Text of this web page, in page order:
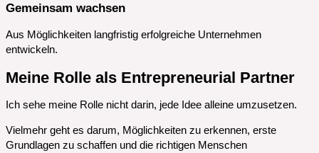
Gemeinsam wachsen
Aus Möglichkeiten langfristig erfolgreiche Unternehmen
entwickeln.
Meine Rolle als Entrepreneurial Partner
Ich sehe meine Rolle nicht darin, jede Idee alleine umzusetzen.
Vielmehr geht es darum, Möglichkeiten zu erkennen, erste
Grundlagen zu schaffen und die richtigen Menschen